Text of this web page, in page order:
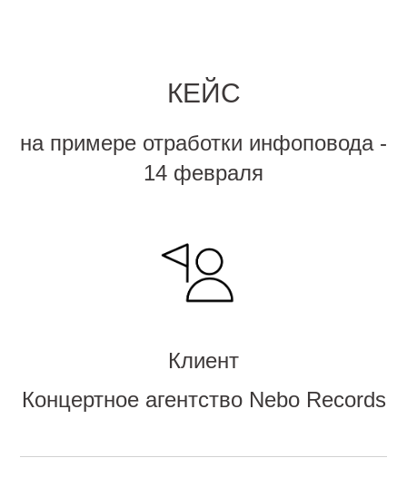
КЕЙС
на примере отработки инфоповода -
14 февраля
Клиент
Концертное агентство Nebo Records